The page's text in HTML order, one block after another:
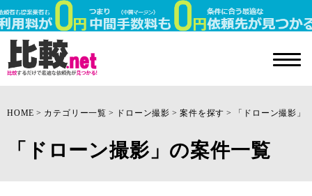
HOME カテゴリー一覧 ドローン撮影 案件を探す 「ドローン撮影」
「ドローン撮影」の案件一覧